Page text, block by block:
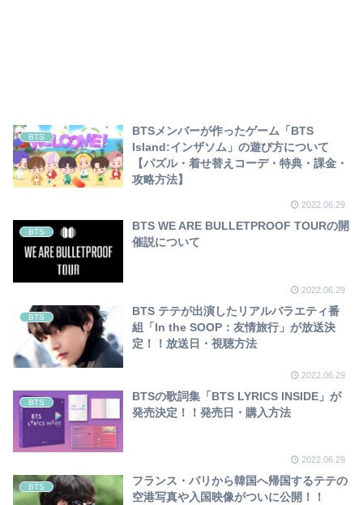
BTS
BTSメンバーが作ったゲーム「BTS
Island:インザソム」の遊び方について
【パズル・着せ替えコーデ・特典・課金・
攻略方法】
2022.06.29
BTS
BTS WE ARE BULLETPROOF TOURの開
催説について
2022.06.29
BTS
BTS テテが出演したリアルバラエティ番
組「In the SOOP：友情旅行」が放送決
定！！放送日・視聴方法
2022.06.29
BTS
BTSの歌詞集「BTS LYRICS INSIDE」が
発売決定！！発売日・購入方法
2022.06.29
BTS
フランス・パリから韓国へ帰国するテテの
空港写真や入国映像がついに公開！！